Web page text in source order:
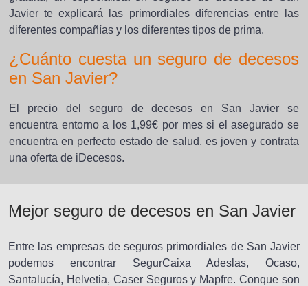
Javier te explicará las primordiales diferencias entre las
diferentes compañías y los diferentes tipos de prima.
¿Cuánto cuesta un seguro de decesos
en San Javier?
El precio del seguro de decesos en San Javier se
encuentra entorno a los 1,99€ por mes si el asegurado se
encuentra en perfecto estado de salud, es joven y contrata
una oferta de iDecesos.
Mejor seguro de decesos en San Javier
Entre las empresas de seguros primordiales de San Javier
podemos encontrar SegurCaixa Adeslas, Ocaso,
Santalucía, Helvetia, Caser Seguros y Mapfre. Conque son